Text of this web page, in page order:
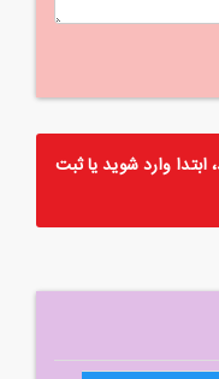
واردشوید یاثبت